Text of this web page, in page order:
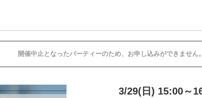
開催中止となったパーティーのため、お申し込みができません。
3/29(日) 15:00～